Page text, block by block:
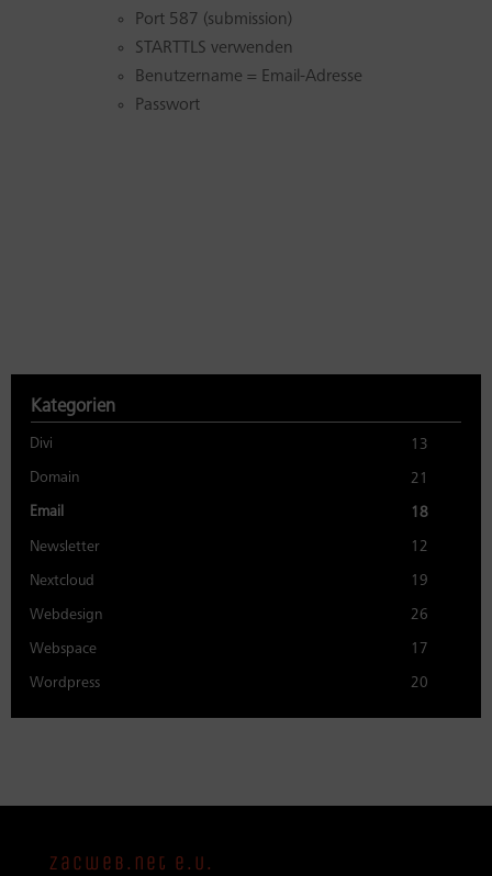
Kategorien
Divi 13
Domain 21
Email 18
Newsletter 12
Nextcloud 19
Webdesign 26
Webspace 17
Wordpress 20
Port 587 (submission)
STARTTLS verwenden
Benutzername = Email-Adresse
Passwort
zacweb.net e.U.